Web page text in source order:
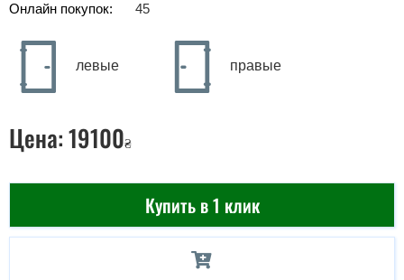
Онлайн покупок: 45
левые правые
Цена:19100₴
Купить в 1 клик